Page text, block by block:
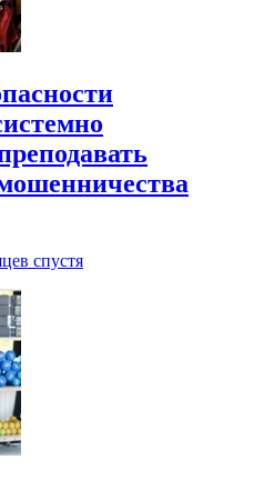
спустя